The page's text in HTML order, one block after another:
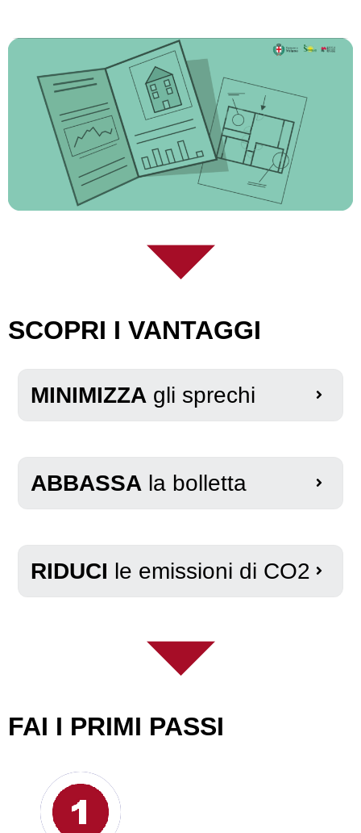
SCOPRI I VANTAGGI
MINIMIZZA gli sprechi
ABBASSA la bolletta
RIDUCI le emissioni di CO2
FAI I PRIMI PASSI